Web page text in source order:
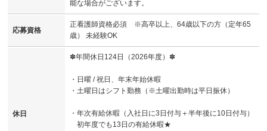
能な場合がございます。
応募資格
正看護師資格必須 ※高卒以上、64歳以下の方（定年65
歳） 未経験OK
休日
✽年間休日124日（2026年度）✽
・日曜 / 祝日、年末年始休暇
・土曜日はシフト勤務（※土曜出勤時は平日振休）
・年次有給休暇（入社日に3日付与＋半年後に10日付与）
初年度でも13日の有給休暇★